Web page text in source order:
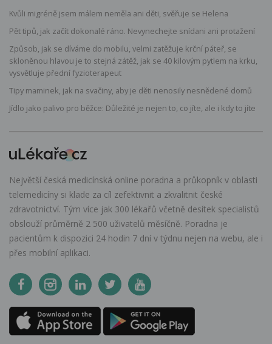
Kvůli migréně jsem málem neměla ani děti, svěřuje se Helena
Pět tipů, jak začít dokonalé ráno. Nevynechejte snídani ani protažení
Způsob, jak se díváme do mobilu, velmi zatěžuje krční páteř, se
skloněnou hlavou je to stejná zátěž, jak se 40 kilovým pytlem na krku,
vysvětluje přední fyzioterapeut
Tipy maminek, jak na svačiny, aby je děti nenosily nesnědené domů
Jídlo jako palivo pro běžce: Důležité je nejen to, co jíte, ale i kdy to jíte
Největší česká medicínská online poradna a průkopník v oblasti
telemedicíny si klade za cíl zefektivnit a zkvalitnit české
zdravotnictví. Tým více jak 300 lékařů včetně desítek specialistů
obslouží průměrně 2 500 uživatelů měsíčně. Poradna je
pacientům k dispozici 24 hodin 7 dní v týdnu nejen na webu, ale i
přes mobilní aplikaci.